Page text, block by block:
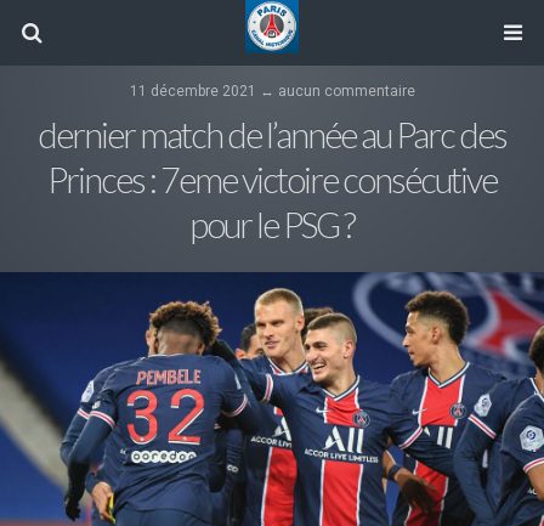
11 décembre 2021 ↔ aucun commentaire
dernier match de l’année au Parc des
Princes : 7eme victoire consécutive
pour le PSG ?